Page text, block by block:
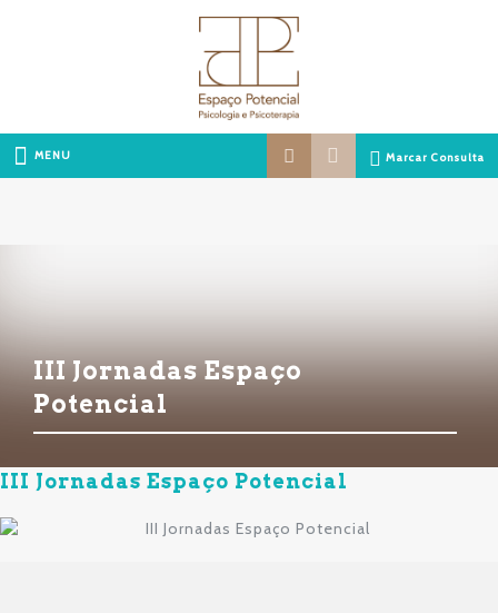
MENU Marcar Consulta
III Jornadas Espaço
Potencial
III Jornadas Espaço Potencial